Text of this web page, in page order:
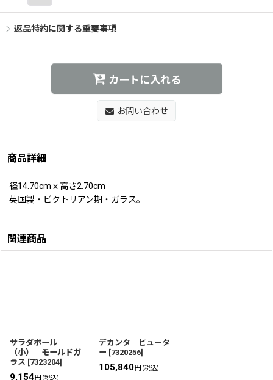
返品特約に関する重要事項
カートに入れる
お問い合わせ
商品詳細
径14.70cmｘ高さ2.70cm
英国製・ビクトリアン期・ガラス。
関連商品
サラダボール
（小） モールドガ
ラス [7323204]
9,154円 (税込)
デカンタ ピュータ
ー [7320256]
105,840円 (税込)